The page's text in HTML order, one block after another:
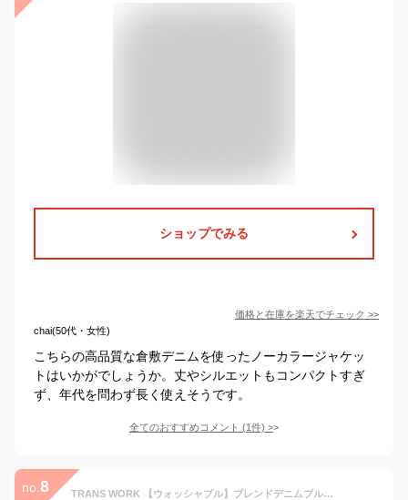
ショップでみる
価格と在庫を楽天でチェック >>
chai(50代・女性)
こちらの高品質な倉敷デニムを使ったノーカラージャケッ
トはいかがでしょうか。丈やシルエットもコンパクトすぎ
ず、年代を問わず長く使えそうです。
全てのおすすめコメント (1件) >
no. 8 TRANS WORK 【ウォッシャブル】ブレンドデニムブルゾン トランスワーク ジャケット・アウター その他のジャケット・アウター ブルー ネイビー【送料無料】